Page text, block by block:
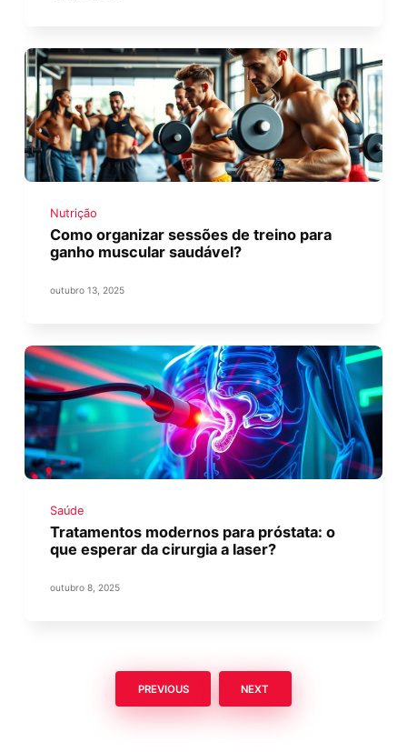
Nutrição
Como organizar sessões de treino para
ganho muscular saudável?
outubro 13, 2025
Saúde
Tratamentos modernos para próstata: o
que esperar da cirurgia a laser?
outubro 8, 2025
PREVIOUS NEXT